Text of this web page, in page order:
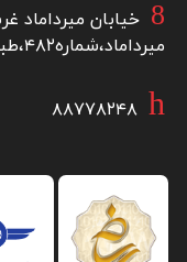
خیابان میرداماد
میرداماد،شماره۴۸۲،طبقه اول شرقی،واحد ۴